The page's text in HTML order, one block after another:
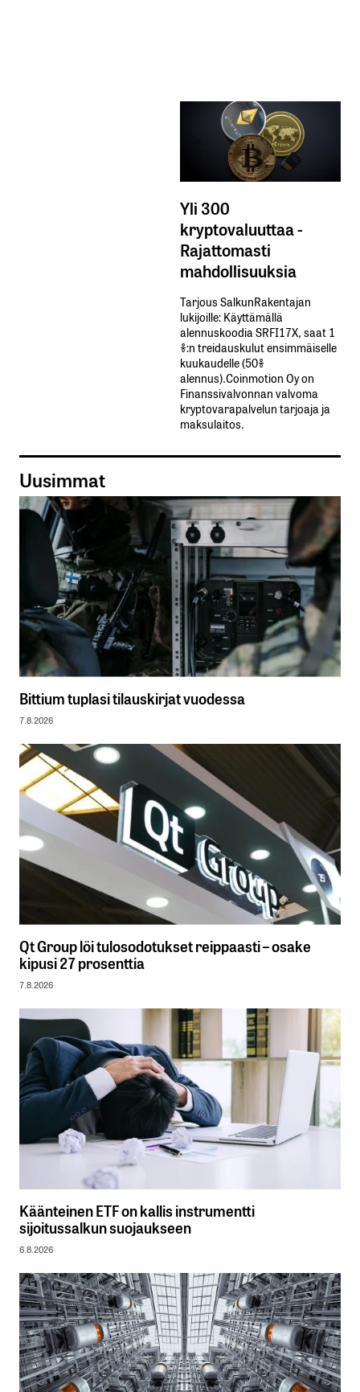
Yli 300
kryptovaluuttaa -
Rajattomasti
mahdollisuuksia
Tarjous SalkunRakentajan
lukijoille: Käyttämällä​ ​
alennuskoodia​ ​SRFI17X,​ ​saat​ ​1
%:n treidauskulut​ ​ensimmäiselle​ ​
kuukaudelle​ ​(50%​ ​
alennus).Coinmotion Oy on
Finanssivalvonnan valvoma
kryptovarapalvelun tarjoaja ja
maksulaitos.
Uusimmat
Bittium tuplasi tilauskirjat vuodessa
7.8.2026
Qt Group löi tulosodotukset reippaasti – osake
kipusi 27 prosenttia
7.8.2026
Käänteinen ETF on kallis instrumentti
sijoitussalkun suojaukseen
6.8.2026